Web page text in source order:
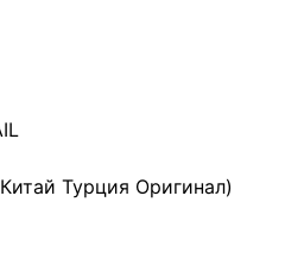
Турция Оригинал)